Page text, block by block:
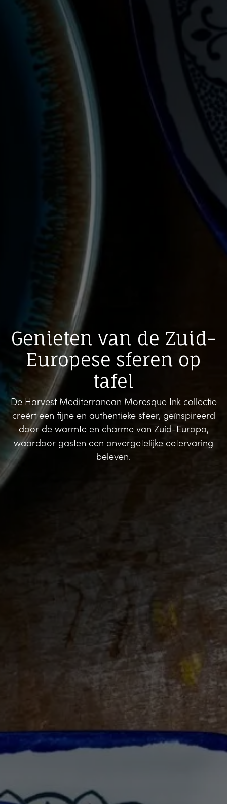
Genieten van de Zuid-
Europese sferen op
tafel
De Harvest Mediterranean Moresque Ink collectie
creërt een fijne en authentieke sfeer, geïnspireerd
door de warmte en charme van Zuid-Europa,
waardoor gasten een onvergetelijke eetervaring
beleven.